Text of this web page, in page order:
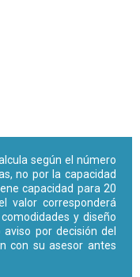
según el número
no por la capacidad
capacidad para 20
valor corresponderá
y diseño
por decisión del
con su asesor antes